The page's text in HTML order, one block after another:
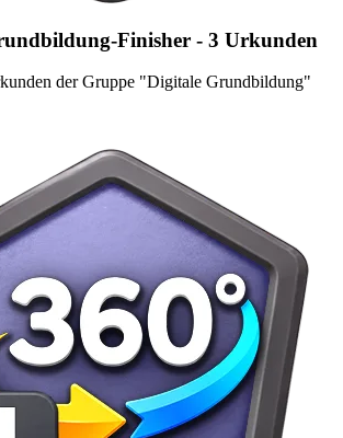
Finisher - 3 Urkunden
der Gruppe "Digitale Grundbildung"